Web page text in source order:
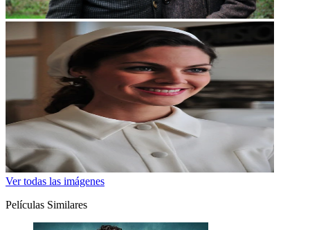
Ver todas las imágenes
Películas Similares